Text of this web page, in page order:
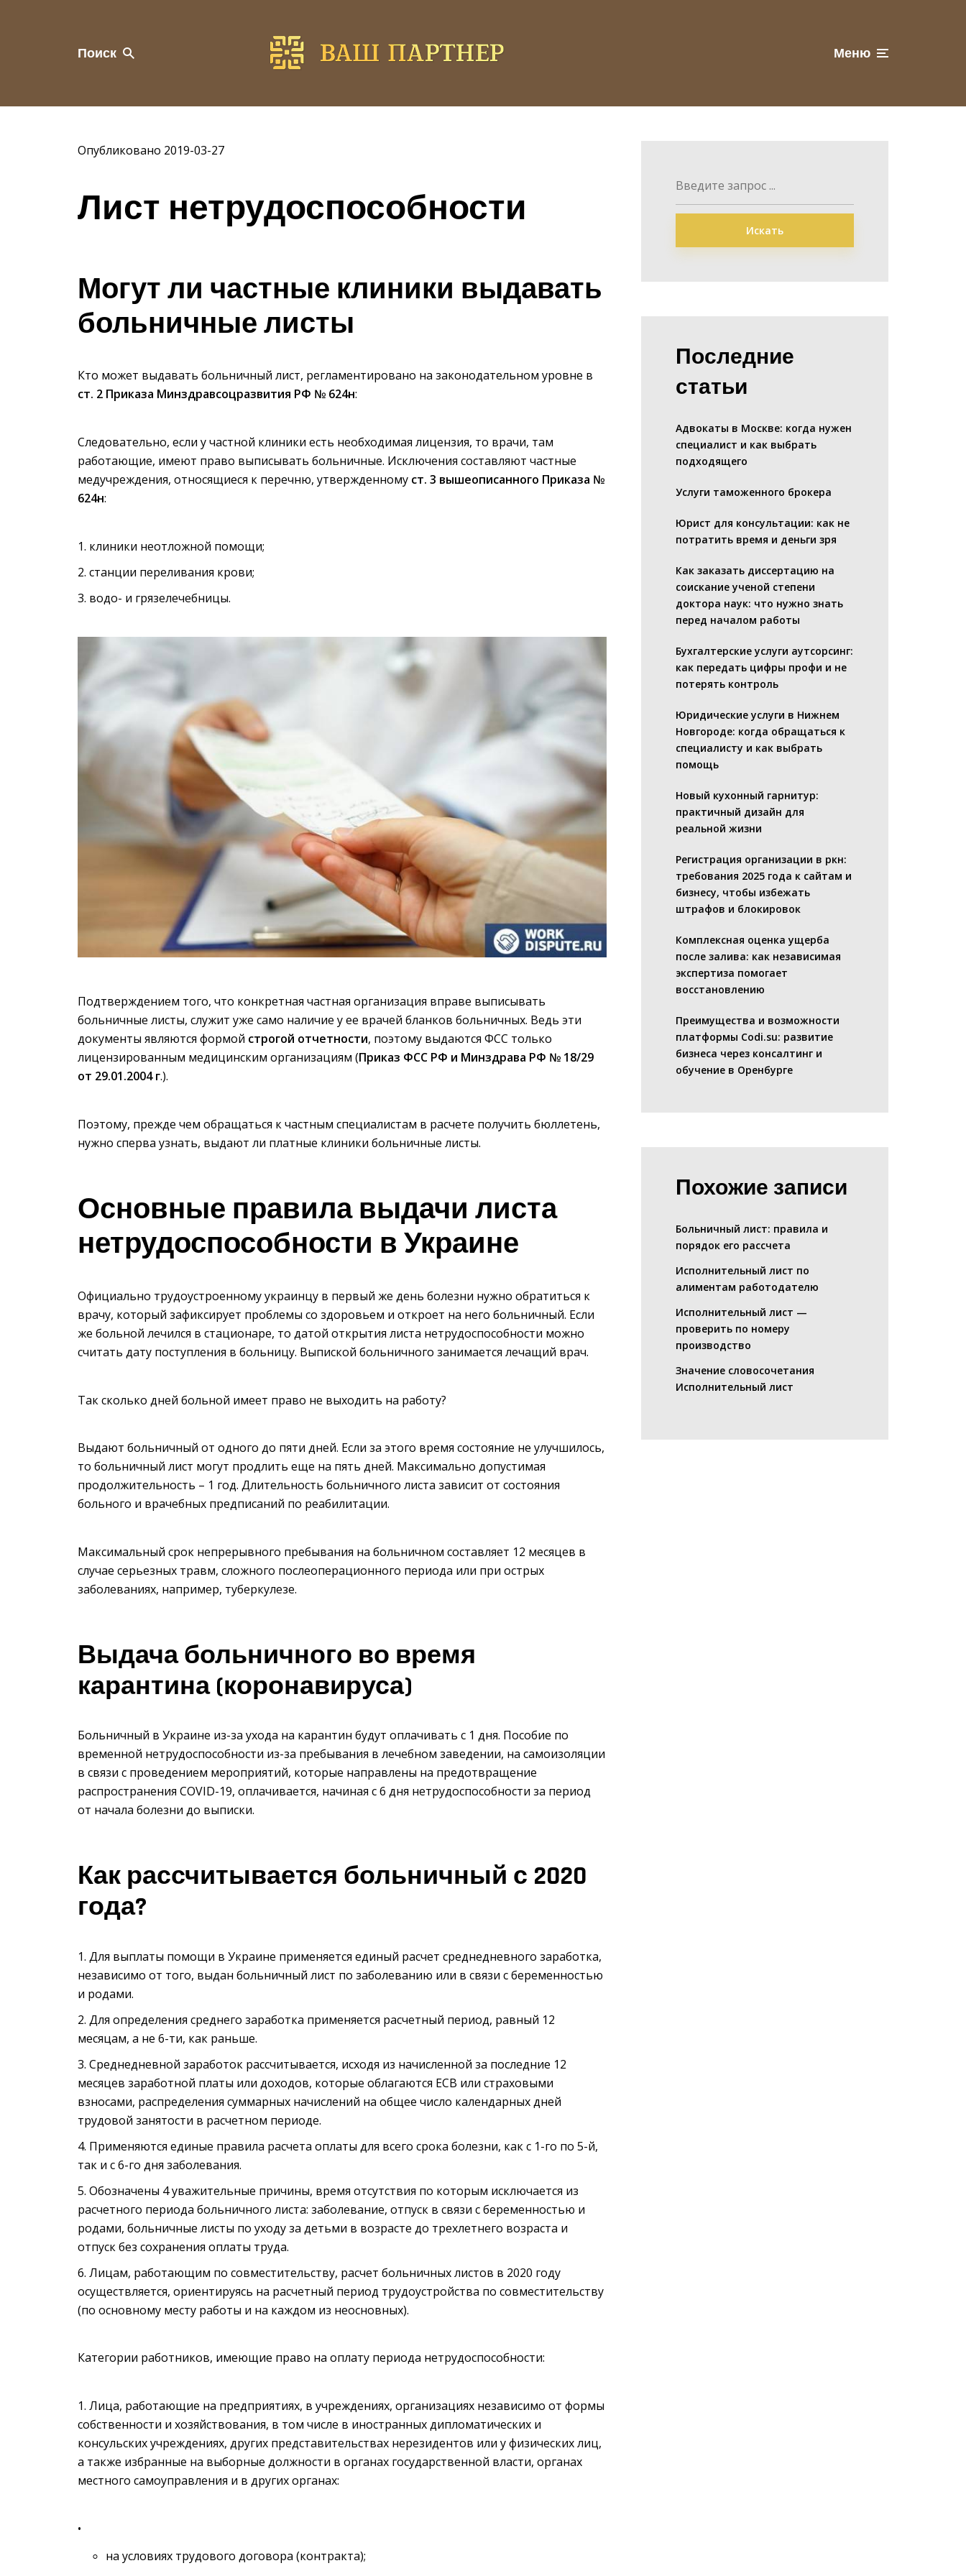
Поиск Меню
Опубликовано 2019-03-27
Лист нетрудоспособности
Могут ли частные клиники выдавать
больничные листы
Кто может выдавать больничный лист, регламентировано на законодательном уровне в
ст. 2 Приказа Минздравсоцразвития РФ № 624н:
Следовательно, если у частной клиники есть необходимая лицензия, то врачи, там
работающие, имеют право выписывать больничные. Исключения составляют частные
медучреждения, относящиеся к перечню, утвержденному ст. 3 вышеописанного Приказа №
624н:
клиники неотложной помощи;
станции переливания крови;
водо- и грязелечебницы.
Подтверждением того, что конкретная частная организация вправе выписывать
больничные листы, служит уже само наличие у ее врачей бланков больничных. Ведь эти
документы являются формой строгой отчетности, поэтому выдаются ФСС только
лицензированным медицинским организациям (Приказ ФСС РФ и Минздрава РФ № 18/29
от 29.01.2004 г.).
Поэтому, прежде чем обращаться к частным специалистам в расчете получить бюллетень,
нужно сперва узнать, выдают ли платные клиники больничные листы.
Основные правила выдачи листа
нетрудоспособности в Украине
Официально трудоустроенному украинцу в первый же день болезни нужно обратиться к
врачу, который зафиксирует проблемы со здоровьем и откроет на него больничный. Если
же больной лечился в стационаре, то датой открытия листа нетрудоспособности можно
считать дату поступления в больницу. Выпиской больничного занимается лечащий врач.
Так сколько дней больной имеет право не выходить на работу?
Выдают больничный от одного до пяти дней. Если за этого время состояние не улучшилось,
то больничный лист могут продлить еще на пять дней. Максимально допустимая
продолжительность – 1 год. Длительность больничного листа зависит от состояния
больного и врачебных предписаний по реабилитации.
Максимальный срок непрерывного пребывания на больничном составляет 12 месяцев в
случае серьезных травм, сложного послеоперационного периода или при острых
заболеваниях, например, туберкулезе.
Выдача больничного во время
карантина (коронавируса)
Больничный в Украине из-за ухода на карантин будут оплачивать с 1 дня. Пособие по
временной нетрудоспособности из-за пребывания в лечебном заведении, на самоизоляции
в связи с проведением мероприятий, которые направлены на предотвращение
распространения COVID-19, оплачивается, начиная с 6 дня нетрудоспособности за период
от начала болезни до выписки.
Как рассчитывается больничный с 2020
года?
Для выплаты помощи в Украине применяется единый расчет среднедневного заработка,
независимо от того, выдан больничный лист по заболеванию или в связи с беременностью
и родами.
Для определения среднего заработка применяется расчетный период, равный 12
месяцам, а не 6-ти, как раньше.
Среднедневной заработок рассчитывается, исходя из начисленной за последние 12
месяцев заработной платы или доходов, которые облагаются ЕСВ или страховыми
взносами, распределения суммарных начислений на общее число календарных дней
трудовой занятости в расчетном периоде.
Применяются единые правила расчета оплаты для всего срока болезни, как с 1-го по 5-й,
так и с 6-го дня заболевания.
Обозначены 4 уважительные причины, время отсутствия по которым исключается из
расчетного периода больничного листа: заболевание, отпуск в связи с беременностью и
родами, больничные листы по уходу за детьми в возрасте до трехлетнего возраста и
отпуск без сохранения оплаты труда.
Лицам, работающим по совместительству, расчет больничных листов в 2020 году
осуществляется, ориентируясь на расчетный период трудоустройства по совместительству
(по основному месту работы и на каждом из неосновных).
Категории работников, имеющие право на оплату периода нетрудоспособности:
Лица, работающие на предприятиях, в учреждениях, организациях независимо от формы
собственности и хозяйствования, в том числе в иностранных дипломатических и
консульских учреждениях, других представительствах нерезидентов или у физических лиц,
а также избранные на выборные должности в органах государственной власти, органах
местного самоуправления и в других органах:
на условиях трудового договора (контракта);
Искать
Последние
статьи
Адвокаты в Москве: когда нужен
специалист и как выбрать
подходящего
Услуги таможенного брокера
Юрист для консультации: как не
потратить время и деньги зря
Как заказать диссертацию на
соискание ученой степени
доктора наук: что нужно знать
перед началом работы
Бухгалтерские услуги аутсорсинг:
как передать цифры профи и не
потерять контроль
Юридические услуги в Нижнем
Новгороде: когда обращаться к
специалисту и как выбрать
помощь
Новый кухонный гарнитур:
практичный дизайн для
реальной жизни
Регистрация организации в ркн:
требования 2025 года к сайтам и
бизнесу, чтобы избежать
штрафов и блокировок
Комплексная оценка ущерба
после залива: как независимая
экспертиза помогает
восстановлению
Преимущества и возможности
платформы Codi.su: развитие
бизнеса через консалтинг и
обучение в Оренбурге
Похожие записи
Больничный лист: правила и
порядок его рассчета
Исполнительный лист по
алиментам работодателю
Исполнительный лист —
проверить по номеру
производство
Значение словосочетания
Исполнительный лист